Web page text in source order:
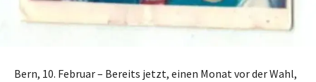
Bern, 10. Februar – Bereits jetzt, einen Monat vor der Wahl,